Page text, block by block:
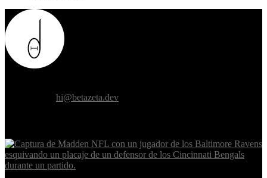
hi@betazeta.dev